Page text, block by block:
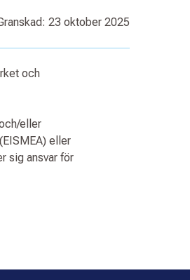
23 oktober 2025
och
eller
eller
sig ansvar för